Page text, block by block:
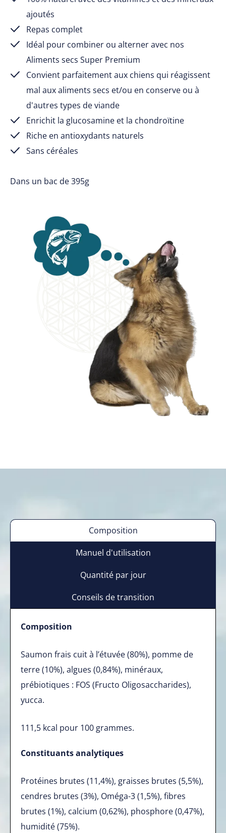
ajoutés
Repas complet
Idéal pour combiner ou alterner avec nos
Aliments secs Super Premium
Convient parfaitement aux chiens qui réagissent
mal aux aliments secs et/ou en conserve ou à
d'autres types de viande
Enrichit la glucosamine et la chondroïtine
Riche en antioxydants naturels
Sans céréales
Dans un bac de 395g
Composition
Manuel d'utilisation
Quantité par jour
Conseils de transition
Composition
Saumon frais cuit à l’étuvée (80%), pomme de
terre (10%), algues (0,84%), minéraux,
prébiotiques : FOS (Fructo Oligosaccharides),
yucca.
111,5 kcal pour 100 grammes.
Constituants analytiques
Protéines brutes (11,4%), graisses brutes (5,5%),
cendres brutes (3%), Oméga-3 (1,5%), fibres
brutes (1%), calcium (0,62%), phosphore (0,47%),
humidité (75%).